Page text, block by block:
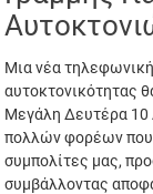
Μια νέα
αυτοκτονικότητας
Μεγάλη Δευτέρα 10
πολλών φορέων που
συμπολίτες μας,
συμβάλλοντας